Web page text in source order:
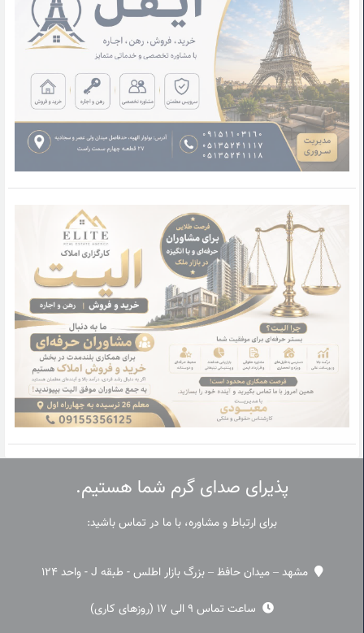
پذیرای صدای گرم شما هستیم.
برای ارتباط و مشاوره، با ما در تماس باشید:
مشهد – میدان حافظ – بزرگ بازار اطلس - طبقه J - واحد 124
ساعت تماس 9 الی 17 (روزهای کاری)